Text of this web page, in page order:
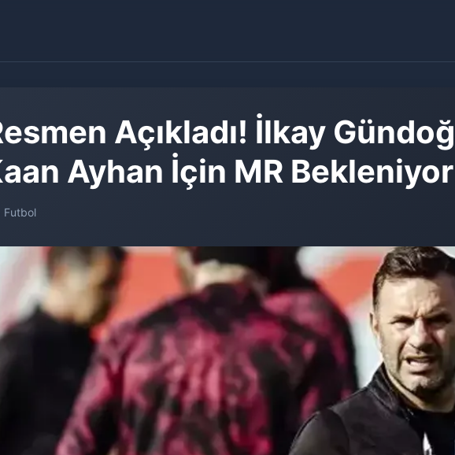
Açıkladı! İlkay
Ayhan İçin MR Bekleniyor